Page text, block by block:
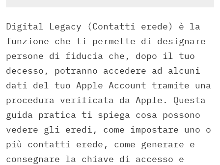
Digital Legacy (Contatti erede) è la
funzione che ti permette di designare
persone di fiducia che, dopo il tuo
decesso, potranno accedere ad alcuni
dati del tuo Apple Account tramite una
procedura verificata da Apple. Questa
guida pratica ti spiega cosa possono
vedere gli eredi, come impostare uno o
più contatti erede, come generare e
consegnare la chiave di accesso e